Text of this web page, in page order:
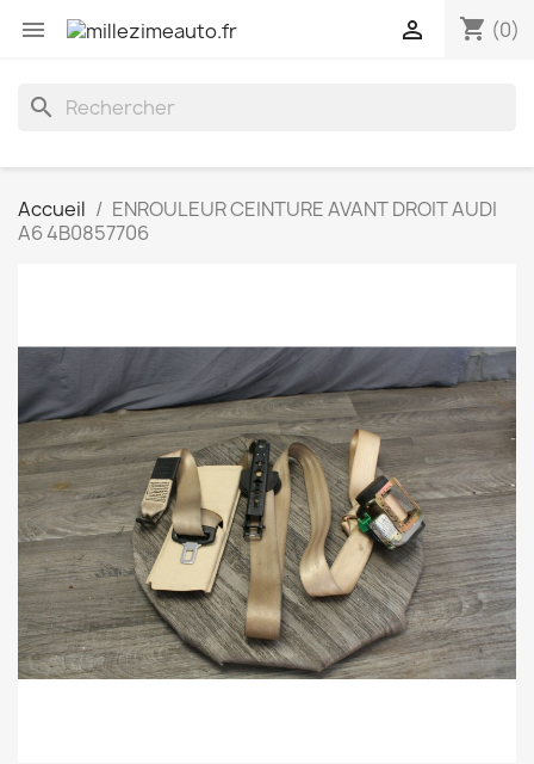
 shopping_cart (0)

search
Accueil
ENROULEUR CEINTURE AVANT DROIT AUDI
A6 4B0857706